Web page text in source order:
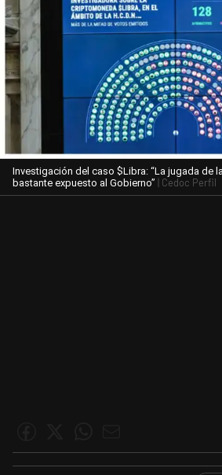
Investigación del caso $Libra: “La jugada de
bastante expuesto al Gobierno” | Cedoc Perfil